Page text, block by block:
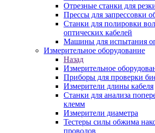
Отрезные станки для
Прессы для запрессовки
Станки для полировки
оптических кабелей
Машины для испытания
Измерительное оборудование
Назад
Измерительное
Приборы для проверки
Измерители длины кабеля
Станки для анализа
клемм
Измерители диаметра
Тестеры силы обжима
проводов